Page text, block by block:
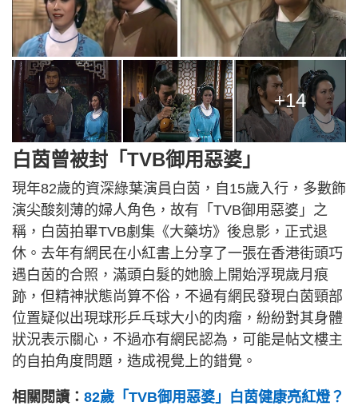
+14
白茵曾被封「TVB御用惡婆」
現年82歲的資深綠葉演員白茵，自15歲入行，多數飾
演尖酸刻薄的婦人角色，故有「TVB御用惡婆」之
稱，白茵拍畢TVB劇集《大藥坊》後息影，正式退
休。去年有網民在小紅書上分享了一張在香港街頭巧
遇白茵的合照，滿頭白髮的她臉上開始浮現歲月痕
跡，但精神狀態尚算不俗，不過有網民發現白茵頸部
位置疑似出現球形乒乓球大小的肉瘤，紛紛對其身體
狀況表示關心，不過亦有網民認為，可能是帖文樓主
的自拍角度問題，造成視覺上的錯覺。
相關閱讀： 82歲「TVB御用惡婆」白茵健康亮紅燈？